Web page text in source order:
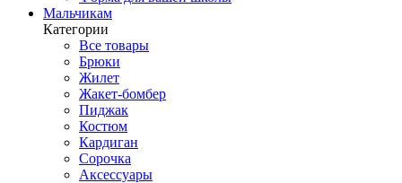
Мальчикам
Категории
Все товары
Брюки
Жилет
Жакет-бомбер
Пиджак
Костюм
Кардиган
Сорочка
Аксессуары